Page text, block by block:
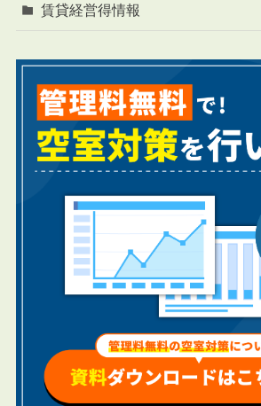
賃貸経営得情報